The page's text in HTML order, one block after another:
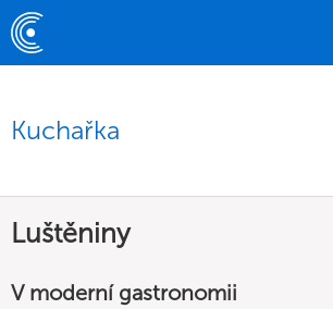
Kuchařka
Luštěniny
V moderní gastronomii